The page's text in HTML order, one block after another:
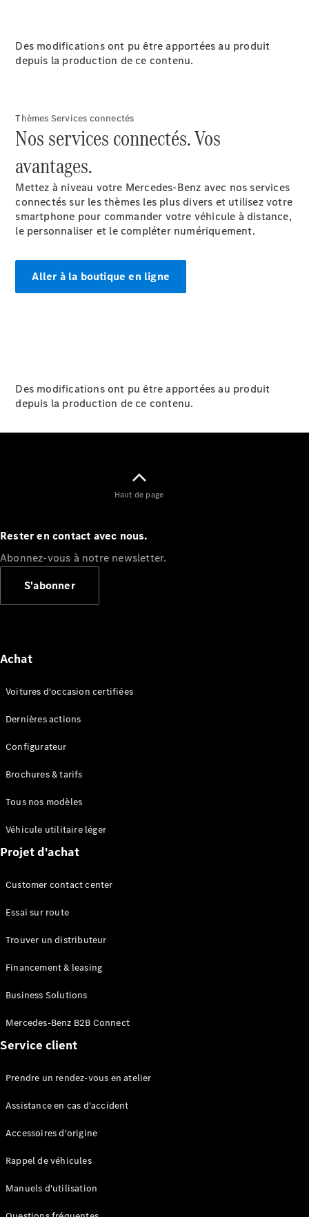
SUV
Électrique
EQS
EQS SUV
GLA
GLA Nouveau Électrique
GLB
GLC
Électrique
GLC
GLC Coupé
GLE Coupé
GLE
GLS SUV
Mercedes-
Maybach
Configurateur
Mercedes-
Break
Breaks
Shooting
CLA
Shooting
Classe C
Classe C
Terrain
Break
Break All-
Configurateur
Benz Store
Tous les
Classe A
compacte
Des modifications ont pu être apportées au produit
depuis la production de ce contenu.
Thèmes Services connectés
Nos services connectés. Vos
avantages.
Mettez à niveau votre Mercedes-Benz avec nos services
connectés sur les thèmes les plus divers et utilisez votre
smartphone pour commander votre véhicule à distance,
le personnaliser et le compléter numériquement.
Aller à la boutique en ligne
Des modifications ont pu être apportées au produit
depuis la production de ce contenu.
Haut de page
Rester en contact avec nous.
Abonnez-vous à notre newsletter.
S'abonner
Achat
Voitures d'occasion certifiées
Dernières actions
Configurateur
Brochures & tarifs
Tous nos modèles
Véhicule utilitaire léger
Projet d'achat
Customer contact center
Essai sur route
Trouver un distributeur
Financement & leasing
Business Solutions
Mercedes-Benz B2B Connect
Service client
Prendre un rendez-vous en atelier
Assistance en cas d'accident
Accessoires d'origine
Rappel de véhicules
Manuels d'utilisation